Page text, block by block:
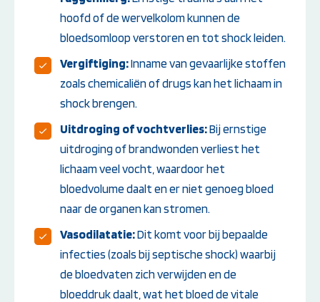
hoofd of de wervelkolom kunnen de
bloedsomloop verstoren en tot shock leiden.
Vergiftiging:Inname van gevaarlijke stoffen
zoals chemicaliën of drugs kan het lichaam in
shock brengen.
Uitdroging of vochtverlies:Bij ernstige
uitdroging of brandwonden verliest het
lichaam veel vocht, waardoor het
bloedvolume daalt en er niet genoeg bloed
naar de organen kan stromen.
Vasodilatatie:Dit komt voor bij bepaalde
infecties (zoals bij septische shock) waarbij
de bloedvaten zich verwijden en de
bloeddruk daalt, wat het bloed de vitale